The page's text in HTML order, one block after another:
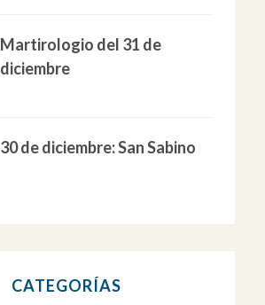
Martirologio del 31 de
diciembre
30 de diciembre: San Sabino
CATEGORÍAS